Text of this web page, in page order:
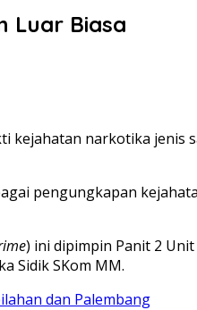
Luar Biasa
narkotika jenis
pengungkapan
) ini dipimpin Panit 2
Sidik SKom MM.
dan Palembang